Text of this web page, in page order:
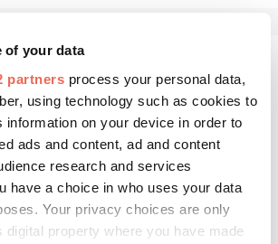
of your data
partners process your personal data,
using technology such as cookies to
information on your device in order to
ads and content, ad and content
research and services
have a choice in who uses your data
Your privacy choices are only
digital property where you have made
schreiben